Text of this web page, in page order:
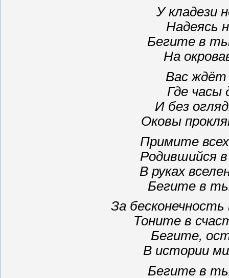
У кладези
Надеясь
Бегите в
На
Вас ждёт
Где часы
И без
Оковы
Примите
Родившийся
В руках
Бегите в
За бесконечность
Тоните в
Бегите,
В истории
Бегите в